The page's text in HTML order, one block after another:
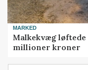
MARKED
Malkekvæg
millioner kroner